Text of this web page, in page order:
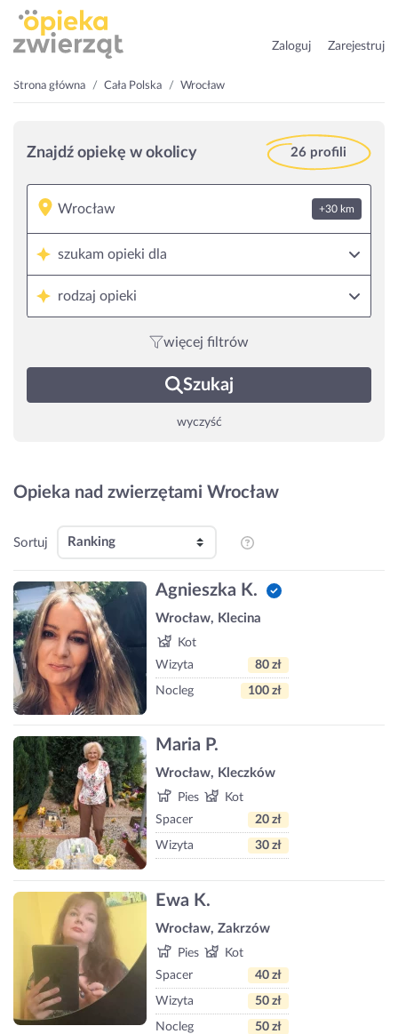
Zaloguj Zarejestruj
Strona główna Cała Polska Wrocław
Znajdź opiekę w okolicy 26 profili
+30 km
szukam opieki dla
rodzaj opieki
więcej filtrów
Szukaj
wyczyść
Opieka nad zwierzętami Wrocław
Sortuj
Agnieszka K.
Wrocław, Klecina
Kot
Wizyta
80 zł
Nocleg 100 zł
Maria P.
Wrocław, Kleczków
Pies
Kot
Spacer
20 zł
Wizyta 30 zł
Ewa K.
Wrocław, Zakrzów
Pies
Kot
Spacer
40 zł
Wizyta 50 zł
Nocleg 50 zł